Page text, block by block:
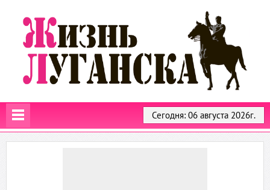
Сегодня: 06 августа 2026г.